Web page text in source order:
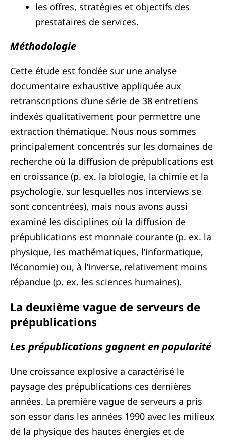
les offres, stratégies et objectifs des
prestataires de services.
Méthodologie
Cette étude est fondée sur une analyse
documentaire exhaustive appliquée aux
retranscriptions d’une série de 38 entretiens
indexés qualitativement pour permettre une
extraction thématique. Nous nous sommes
principalement concentrés sur les domaines de
recherche où la diffusion de prépublications est
en croissance (p. ex. la biologie, la chimie et la
psychologie, sur lesquelles nos interviews se
sont concentrées), mais nous avons aussi
examiné les disciplines où la diffusion de
prépublications est monnaie courante (p. ex. la
physique, les mathématiques, l’informatique,
l’économie) ou, à l’inverse, relativement moins
répandue (p. ex. les sciences humaines).
La deuxième vague de serveurs de
prépublications
Les prépublications gagnent en popularité
Une croissance explosive a caractérisé le
paysage des prépublications ces dernières
années. La première vague de serveurs a pris
son essor dans les années 1990 avec les milieux
de la physique des hautes énergies et de